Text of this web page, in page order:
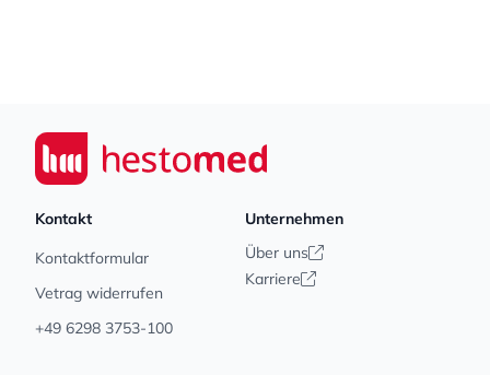
Seiwert GmbH
Kontakt
Kontaktformular
Vetrag widerrufen
+49 6298 3753-100
Unternehmen
Über uns
Karriere